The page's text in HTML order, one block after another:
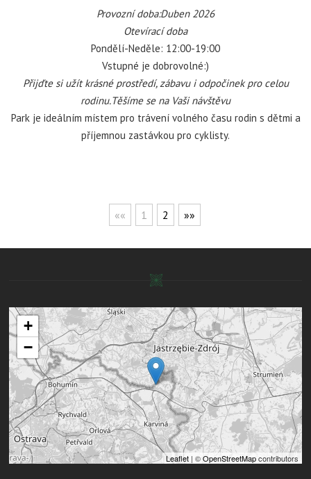
Provozní doba:Duben 2026
Otevírací doba
Pondělí-Neděle: 12:00-19:00
Vstupné je dobrovolné:)
Přijďte si užít krásné prostředí, zábavu i odpočinek pro celou
rodinu.Těšíme se na Vaši návštěvu
Park je ideálním místem pro trávení volného času rodin s dětmi a
příjemnou zastávkou pro cyklisty.
«« 1 2 »»
+
−
Leaflet| ©OpenStreetMapcontributors